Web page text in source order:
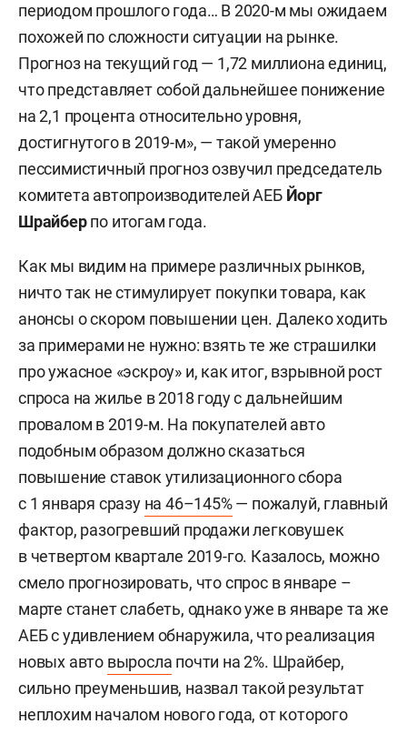
периодом прошлого года… В 2020-м мы ожидаем
похожей по сложности ситуации на рынке.
Прогноз на текущий год — 1,72 миллиона единиц,
что представляет собой дальнейшее понижение
на 2,1 процента относительно уровня,
достигнутого в 2019-м», — такой умеренно
пессимистичный прогноз озвучил председатель
комитета автопроизводителей АЕБ Йорг
Шрайберпо итогам года.
Как мы видим на примере различных рынков,
ничто так не стимулирует покупки товара, как
анонсы о скором повышении цен. Далеко ходить
за примерами не нужно: взять те же страшилки
про ужасное «эскроу» и, как итог, взрывной рост
спроса на жилье в 2018 году с дальнейшим
провалом в 2019-м. На покупателей авто
подобным образом должно сказаться
повышение ставок утилизационного сбора
с 1 января сразу на 46–145%— пожалуй, главный
фактор, разогревший продажи легковушек
в четвертом квартале 2019-го. Казалось, можно
смело прогнозировать, что спрос в январе –
марте станет слабеть, однако уже в январе та же
АЕБ с удивлением обнаружила, что реализация
новых авто выросла почти на 2%. Шрайбер,
сильно преуменьшив, назвал такой результат
неплохим началом нового года, от которого